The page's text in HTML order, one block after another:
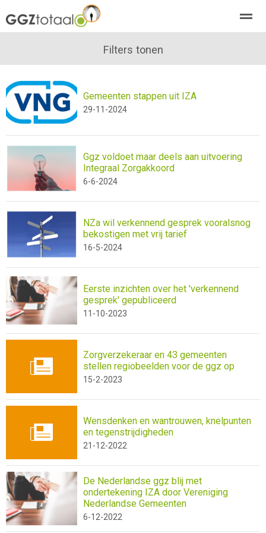
abonneren agenda
Home Nieuws Zoeken Pagina's
Filters tonen
Gemeenten stappen uit IZA
29-11-2024
Ggz voldoet maar deels aan uitvoering
Integraal Zorgakkoord
6-6-2024
NZa wil verkennend gesprek vooralsnog
bekostigen met vrij tarief
16-5-2024
Eerste inzichten over het 'verkennend
gesprek' gepubliceerd
11-10-2023
Zorgverzekeraar en 43 gemeenten
stellen regiobeelden voor de ggz op
15-2-2023
Wensdenken en wantrouwen, knelpunten
en tegenstrijdigheden
21-12-2022
De Nederlandse ggz blij met
ondertekening IZA door Vereniging
Nederlandse Gemeenten
6-12-2022